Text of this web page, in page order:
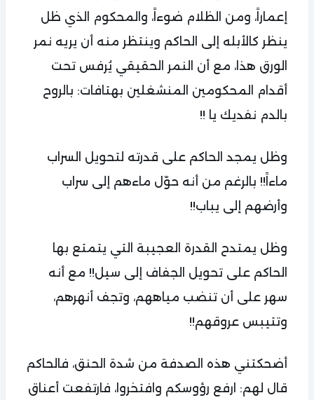
إعماراً، ومن الظلام ضوءاً، والمحكوم الذي ظل
ينظر كالأبله إلى الحاكم وينتظر منه أن يريه نمر
الورق هذا، مع أن النمر الحقيقي يُرفس تحت
أقدام المحكومين المنشغلين بهتافات: بالروح
بالدم نفديك يا !!
وظل يمجد الحاكم على قدرته لتحويل السراب
ماءاً!! بالرغم من أنه حوّل ماءهم إلى سراب
وأرضهم إلى يباب!!
وظل يمتدح القدرة العجيبة التي يتمتع بها
الحاكم على تحويل الجفاف إلى سيل!! مع أنه
سهر على أن تنضب مياههم، وتجف أنهرهم،
وتتيبس عروقهم!!
أضحكتني هذه الصدفة من شدة الحنق، فالحاكم
قال لهم: ارفع رؤوسكم وافتخروا، فارتفعت أعناق